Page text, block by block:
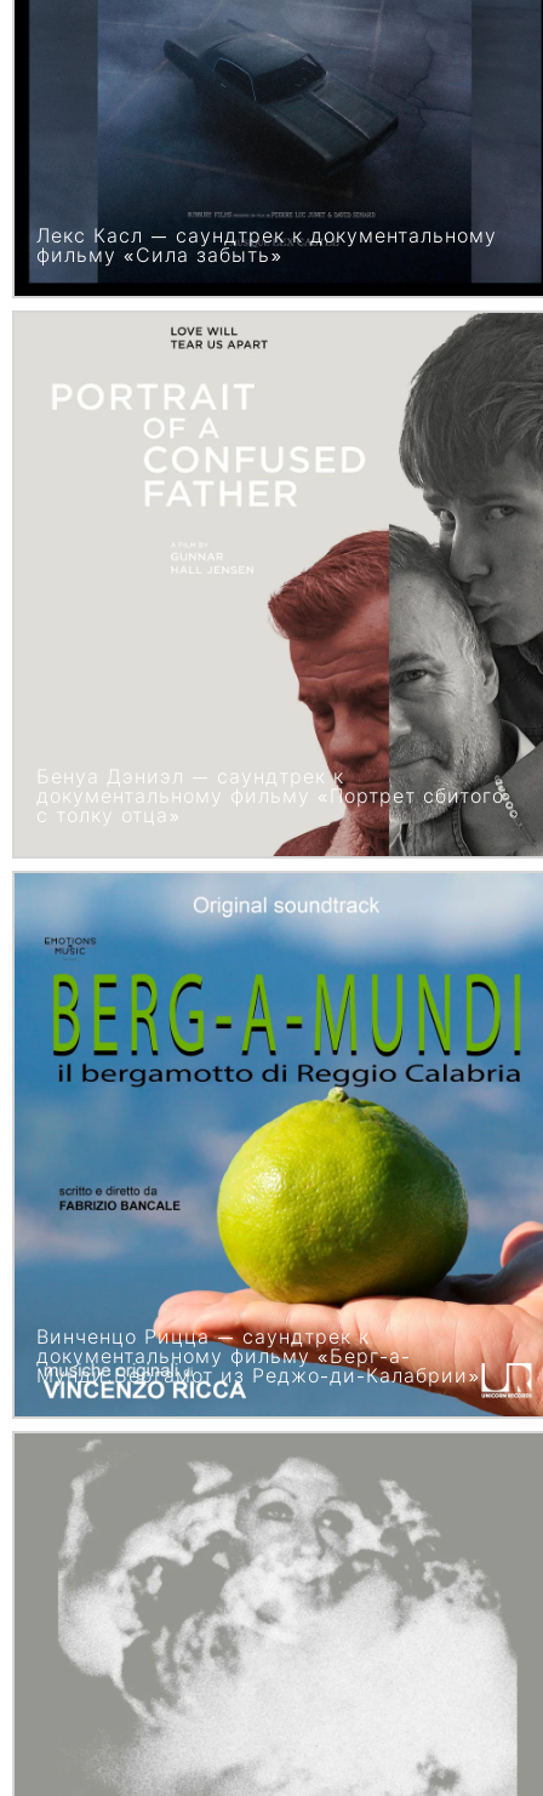
Лекс Касл — саундтрек к документальному
фильму «Сила забыть»
Бенуа Дэниэл — саундтрек к
документальному фильму «Портрет сбитого
с толку отца»
Винченцо Рицца — саундтрек к
документальному фильму «Берг-а-
Мунди:Бергамот из Реджо-ди-Калабрии»